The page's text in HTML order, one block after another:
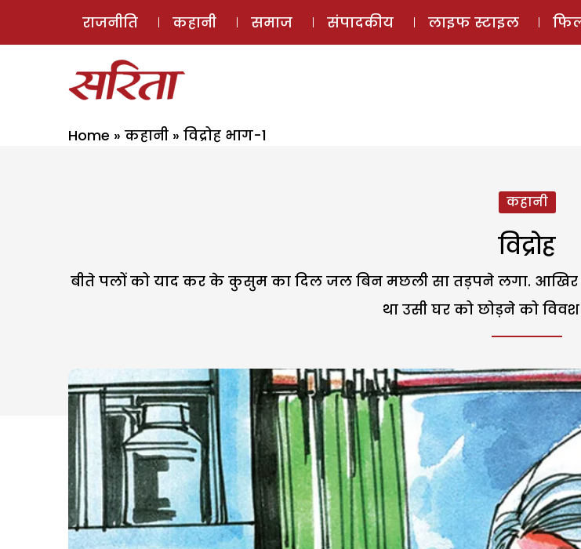
ई-
राजनीति कहानी समाज संपादकीय लाइफ स्टाइल
Home » कहानी » विद्रोह भाग-1
कहानी
विद्रोह
बीते पलों को याद कर के कुसुम का दिल जल बिन मछली सा तड़पने लगा.
था उसी घर को छोड़ने को